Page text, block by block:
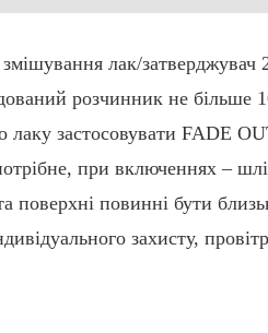
лак/затверджувач
розчинник не більше
лаку застосовувати FADE
при включеннях –
поверхні повинні бути
захисту,